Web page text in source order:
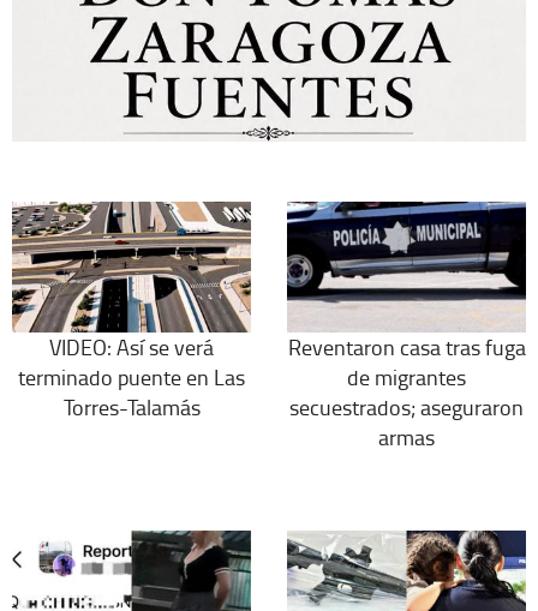
VIDEO: Así se verá
terminado puente en Las
Torres-Talamás
Reventaron casa tras fuga
de migrantes
secuestrados; aseguraron
armas